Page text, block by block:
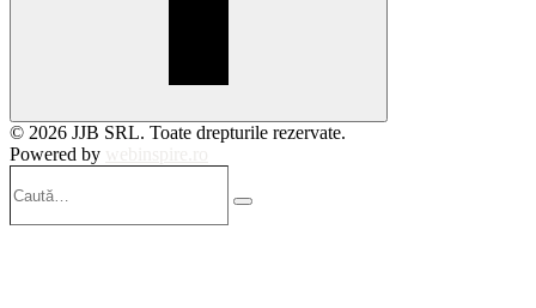
© 2026 JJB SRL. Toate drepturile rezervate.
Powered by
Search